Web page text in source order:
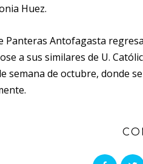
Huez.
Panteras Antofagasta
a sus similares de U.
semana de octubre, donde